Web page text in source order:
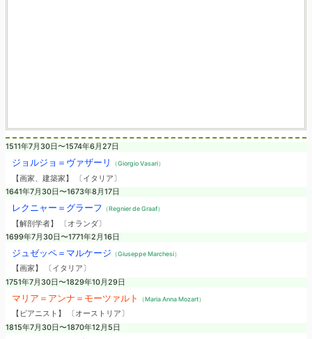
1511年7月30日〜1574年6月27日
ジョルジョ＝ヴァザーリ （Giorgio Vasari）
【画家、建築家】 〔イタリア〕
1641年7月30日〜1673年8月17日
レクニャー＝グラーフ （Regnier de Graaf）
【解剖学者】 〔オランダ〕
1699年7月30日〜1771年2月16日
ジュゼッペ＝マルケージ （Giuseppe Marchesi）
【画家】 〔イタリア〕
1751年7月30日〜1829年10月29日
マリア＝アンナ＝モーツァルト （Maria Anna Mozart）
【ピアニスト】 〔オーストリア〕
1815年7月30日〜1870年12月5日